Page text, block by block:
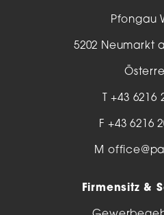
Pfongau
5202 Neumarkt
T+43 6216
F +43 6216
M
Firmensitz &